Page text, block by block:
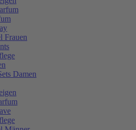
Frauen
Damen